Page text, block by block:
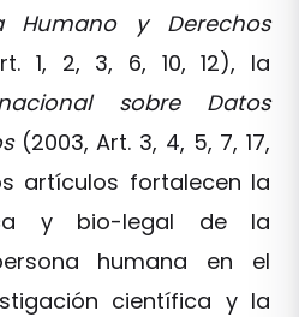
Humano y Derechos
1, 2, 3, 6, 10, 12), la
sobre Datos
(2003, Art. 3, 4, 5, 7, 17,
artículos fortalecen la
y bio-legal de la
humana en el
científica y la